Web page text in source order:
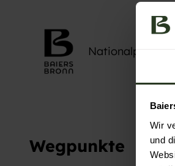
Wir
und
Wegpunkte